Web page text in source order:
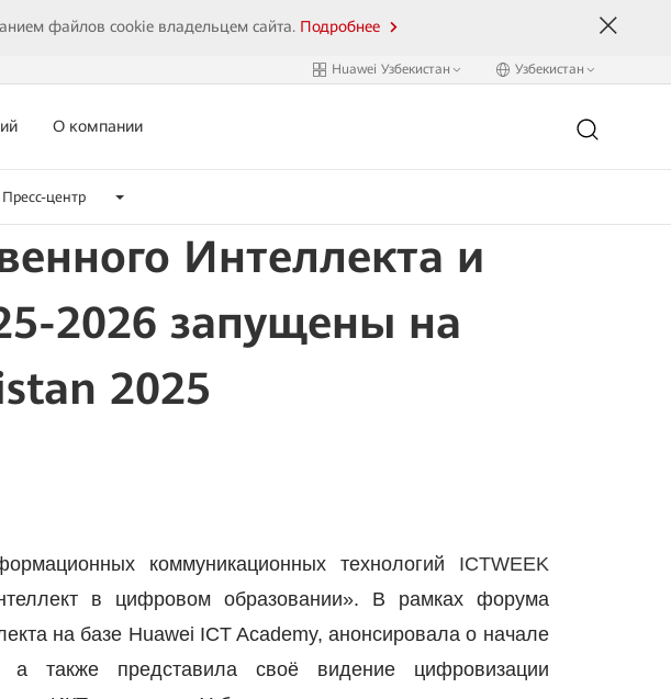
файлов cookie владельцем сайта. Подробнее
Huawei Узбекистан Узбекистан
О компании
Пресс-центр
Интеллекта и
2026 запущены на
2025
коммуникационных технологий ICTWEEK
в цифровом образовании». В рамках форума
на базе Huawei ICT Academy, анонсировала о начале
а также представила своё видение цифровизации